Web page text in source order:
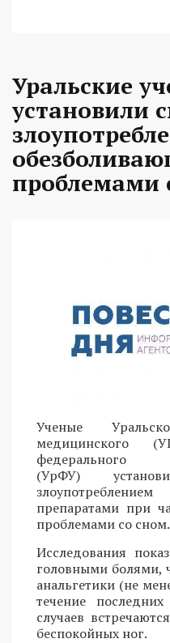
Уральские
установили
проблемами
Ученые
медицинского
(УрФУ)
препаратами при
проблемами со сном.
Исследования
головными болями,
анальгетики (не
течение
случаев
беспокойных ног.